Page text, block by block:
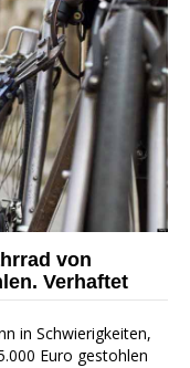
von
Verhaftet
in Schwierigkeiten,
Euro gestohlen